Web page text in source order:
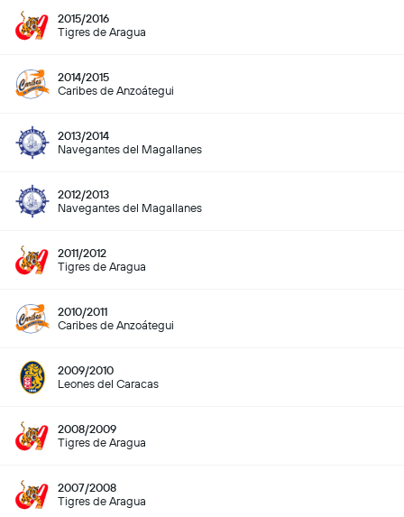
2015/2016
Tigres de Aragua
2014/2015
Caribes de Anzoátegui
2013/2014
Navegantes del Magallanes
2012/2013
Navegantes del Magallanes
2011/2012
Tigres de Aragua
2010/2011
Caribes de Anzoátegui
2009/2010
Leones del Caracas
2008/2009
Tigres de Aragua
2007/2008
Tigres de Aragua